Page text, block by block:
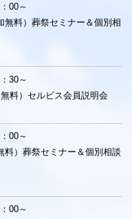
00～
無料）葬祭セミナー＆個別相
30～
料）セルビス会員説明会
00～
料）葬祭セミナー＆個別相談
00～